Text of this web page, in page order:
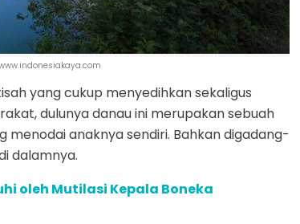
yang cukup menyedihkan sekaligus
dulunya danau ini merupakan sebuah
anaknya sendiri. Bahkan digadang-
dalamnya.
oleh Mutilasi Kepala Boneka